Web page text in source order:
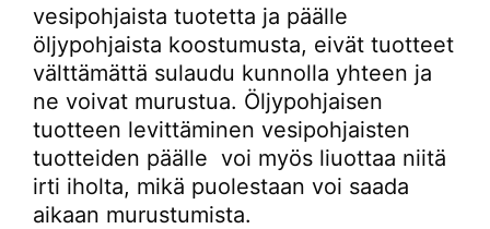
vesipohjaista tuotetta ja päälle
öljypohjaista koostumusta, eivät tuotteet
välttämättä sulaudu kunnolla yhteen ja
ne voivat murustua. Öljypohjaisen
tuotteen levittäminen vesipohjaisten
tuotteiden päälle voi myös liuottaa niitä
irti iholta, mikä puolestaan voi saada
aikaan murustumista.